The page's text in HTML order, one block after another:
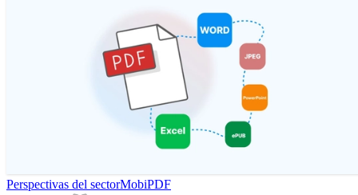
Perspectivas del sectorMobiPDF